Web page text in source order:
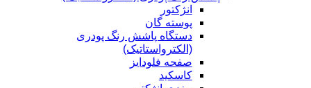
انژکتور
پوسته گان
دستگاه پاشش رنگ پودری
(الکترواستاتیک)
صفحه فلودایز
کاسکید